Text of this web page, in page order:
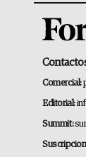
Comercial:
Editorial:
Summit: